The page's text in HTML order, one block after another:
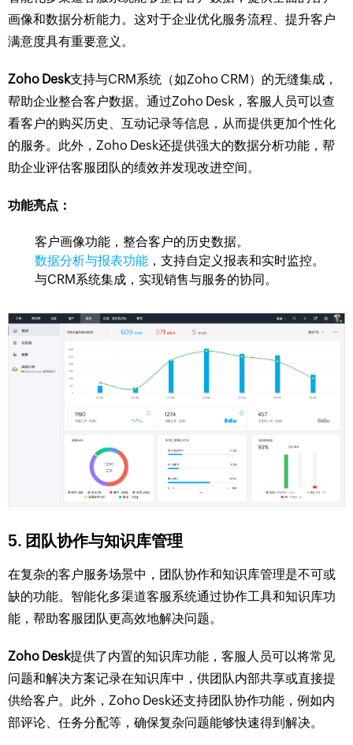
画像和数据分析能力。这对于企业优化服务流程、提升客户
满意度具有重要意义。
Zoho Desk支持与CRM系统（如Zoho CRM）的无缝集成，
帮助企业整合客户数据。通过Zoho Desk，客服人员可以查
看客户的购买历史、互动记录等信息，从而提供更加个性化
的服务。此外，Zoho Desk还提供强大的数据分析功能，帮
助企业评估客服团队的绩效并发现改进空间。
功能亮点：
客户画像功能，整合客户的历史数据。
数据分析与报表功能 ，支持自定义报表和实时监控。
与CRM系统集成，实现销售与服务的协同。
5. 团队协作与知识库管理
在复杂的客户服务场景中，团队协作和知识库管理是不可或
缺的功能。智能化多渠道客服系统通过协作工具和知识库功
能，帮助客服团队更高效地解决问题。
Zoho Desk提供了内置的知识库功能，客服人员可以将常见
问题和解决方案记录在知识库中，供团队内部共享或直接提
供给客户。此外，Zoho Desk还支持团队协作功能，例如内
部评论、任务分配等，确保复杂问题能够快速得到解决。